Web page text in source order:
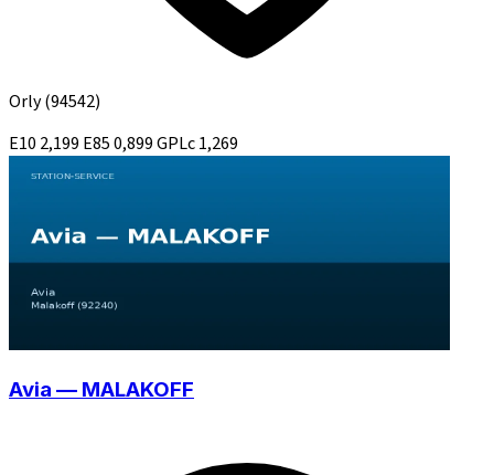
Orly(94542)
E10 2,199 E850,899GPLc1,269
Avia — MALAKOFF